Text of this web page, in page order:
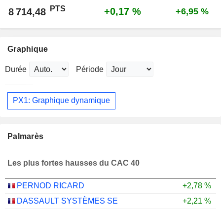
8 714,48 PTS +0,17 % +6,95 %
Graphique
Durée Période
PX1: Graphique dynamique
Palmarès
Les plus fortes hausses du CAC 40
PERNOD RICARD
+2,78 %
DASSAULT SYSTÈMES SE
+2,21 %